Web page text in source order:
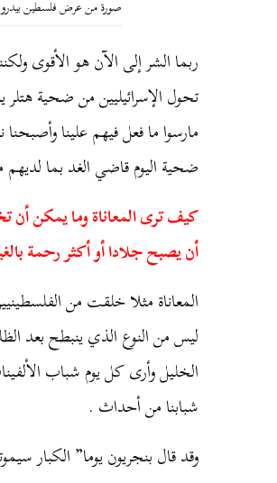
صورة من عرض فلسطين بيدرو
ربما الشر إلى الآن هو الأقوى
تحول الإسرائيليين من ضحية هتلر
مارسوا ما فعل فيهم علينا
ضحية اليوم قاضي الغد بما لديهم
كيف ترى المعاناة وما يمكن أن
أن يصبح جلادا أو أكثر رحمة
المعاناة مثلا خلقت من
ليس من النوع الذي ينبطح بعد
الخليل وأرى كل يوم شباب
شبابنا من أحداث .
وقد قال بنجريون يوما” الكبار